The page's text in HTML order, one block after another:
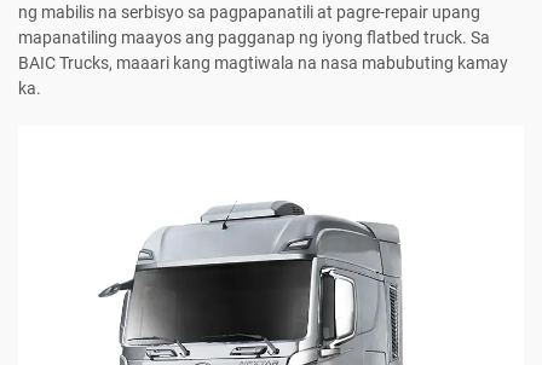
ng mabilis na serbisyo sa pagpapanatili at pagre-repair upang
mapanatiling maayos ang pagganap ng iyong flatbed truck. Sa
BAIC Trucks, maaari kang magtiwala na nasa mabubuting kamay
ka.